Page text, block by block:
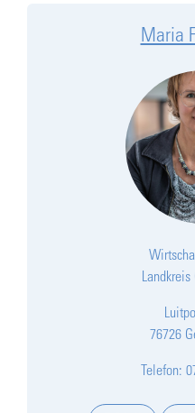
Maria
76726
Telefon: